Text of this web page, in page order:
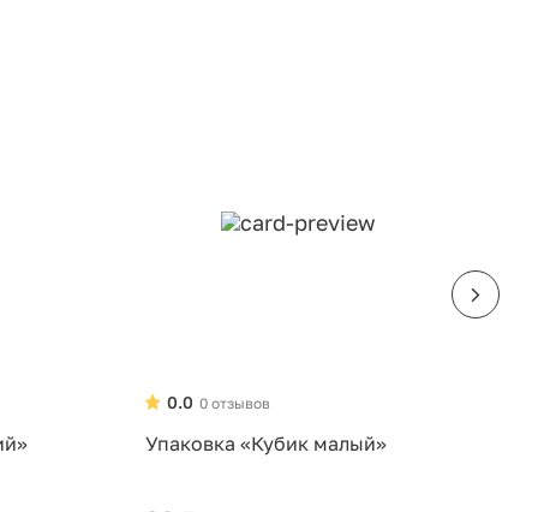
0 отзывов
0.0
Упаковка «Кубик малый»